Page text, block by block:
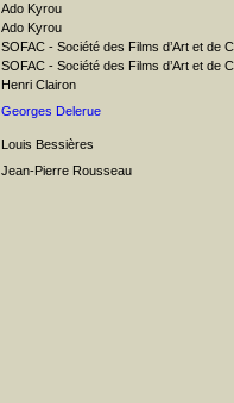
Ado Kyrou
Ado Kyrou
SOFAC - Société des Films d’Art et de
SOFAC - Société des Films d’Art et de
Henri Clairon
Georges Delerue
Louis Bessières
Jean-Pierre Rousseau